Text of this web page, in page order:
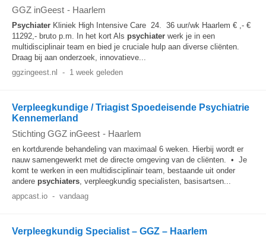
GGZ inGeest - Haarlem
Psychiater Kliniek High Intensive Care 24. 36 uur/wk Haarlem € ,- €
11292,- bruto p.m. In het kort Als psychiater werk je in een
multidisciplinair team en bied je cruciale hulp aan diverse cliënten.
Draag bij aan onderzoek, innovatieve...
ggzingeest.nl
- 1 week geleden
Verpleegkundige / Triagist Spoedeisende Psychiatrie
Kennemerland
Stichting GGZ inGeest - Haarlem
en kortdurende behandeling van maximaal 6 weken. Hierbij wordt er
nauw samengewerkt met de directe omgeving van de cliënten. • Je
komt te werken in een multidisciplinair team, bestaande uit onder
andere psychiaters, verpleegkundig specialisten, basisartsen...
appcast.io - vandaag
Verpleegkundig Specialist – GGZ – Haarlem